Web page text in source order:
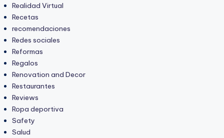
Realidad Virtual
Recetas
recomendaciones
Redes sociales
Reformas
Regalos
Renovation and Decor
Restaurantes
Reviews
Ropa deportiva
Safety
Salud